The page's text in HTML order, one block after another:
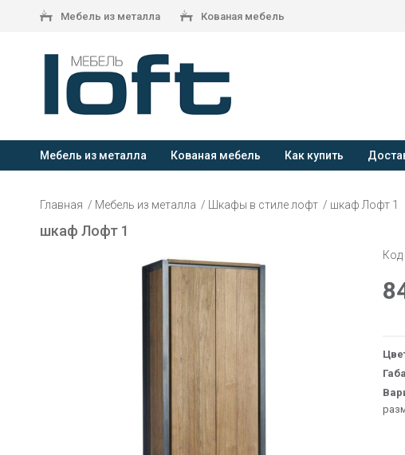
Мебель из металла Кованая мебель
Мебель из металла Кованая мебель Как купить
Главная Мебель из металла Шкафы в стиле лофт шкаф Лофт 1
шкаф Лофт 1
Код